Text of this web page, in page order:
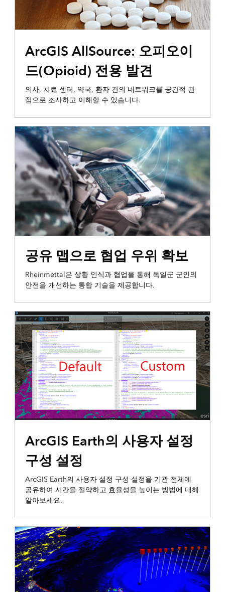
ArcGIS AllSource: 오피오이
드(Opioid) 전용 발견
의사, 치료 센터, 약국, 환자 간의 네트워크를 공간적 관
점으로 조사하고 이해할 수 있습니다.
공유 맵으로 협업 우위 확보
Rheinmettal은 상황 인식과 협업을 통해 독일군 군인의
안전을 개선하는 통합 기술을 제공합니다.
ArcGIS Earth의 사용자 설정
구성 설정
ArcGIS Earth의 사용자 설정 구성 설정을 기관 전체에
공유하여 시간을 절약하고 효율성을 높이는 방법에 대해
알아보세요.